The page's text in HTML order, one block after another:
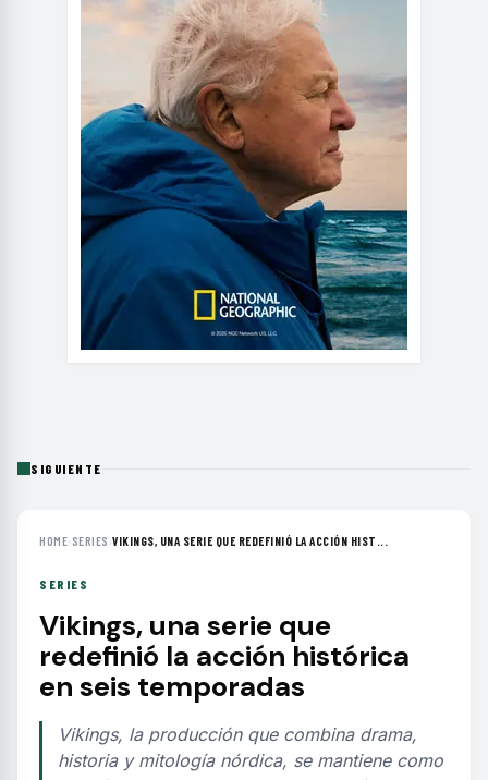
SIGUIENTE
HOME› SERIES ›VIKINGS, UNA SERIE QUE REDEFINIÓ LA ACCIÓN HIST...
SERIES
Vikings, una serie que
redefinió la acción histórica
en seis temporadas
Vikings, la producción que combina drama,
historia y mitología nórdica, se mantiene como